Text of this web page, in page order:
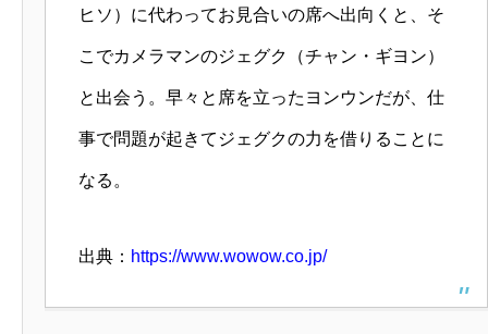
ヒソ）に代わってお見合いの席へ出向くと、そ
こでカメラマンのジェグク（チャン・ギヨン）
と出会う。早々と席を立ったヨンウンだが、仕
事で問題が起きてジェグクの力を借りることに
なる。
出典： https://www.wowow.co.jp/